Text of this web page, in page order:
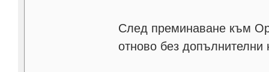
След преминаване към
отново без допълнителни